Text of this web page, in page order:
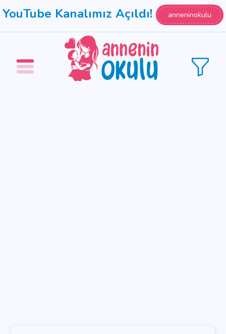
YouTube Kanalımız Açıldı! anneninokulu